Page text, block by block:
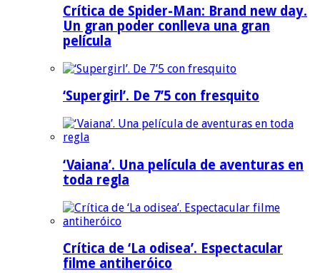
Crítica de Spider-Man: Brand new day.
Un gran poder conlleva una gran
película
‘Supergirl’. De 7’5 con fresquito
‘Vaiana’. Una película de aventuras en
toda regla
Crítica de ‘La odisea’. Espectacular
filme antiheróico